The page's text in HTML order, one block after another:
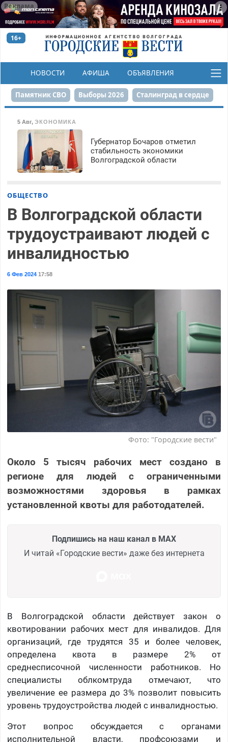
Реклама
16+
НОВОСТИ АФИША ОБЪЯВЛЕНИЯ
КОНКУРСЫ
Памятник СВО Выборы 2026 Сталинград в сердце
Реконструкция ЦПКиО На службе городу
80-летие Победы Парк Героев-летчиков
5 Авг, ЭКОНОМИКА
Губернатор Бочаров отметил
стабильность экономики
Волгоградской области
ОБЩЕСТВО
В Волгоградской области
трудоустраивают людей с
инвалидностью
6 Фев 202417:58
Фото: "Городские вести"
Около 5 тысяч рабочих мест создано в
регионе для людей с ограниченными
возможностями здоровья в рамках
установленной квоты для работодателей.
Подпишись на наш канал в MAX
И читай «Городские вести» даже без интернета
В Волгоградской области действует закон о
квотировании рабочих мест для инвалидов. Для
организаций, где трудятся 35 и более человек,
определена квота в размере 2% от
среднесписочной численности работников. Но
специалисты облкомтруда отмечают, что
увеличение ее размера до 3% позволит повысить
уровень трудоустройства людей с инвалидностью.
Этот вопрос обсуждается с органами
исполнительной власти, профсоюзами и